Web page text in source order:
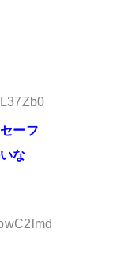
ーフ
な